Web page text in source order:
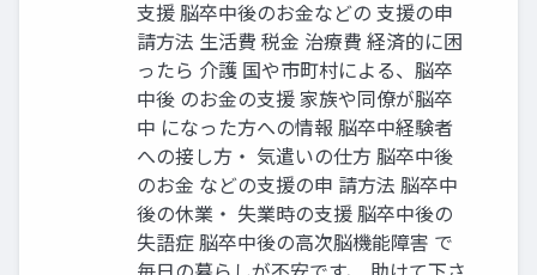
支援 脳卒中後のお金などの 支援の申
請方法 生活費 税金 治療費 経済的に困
ったら 介護 国や市町村による、脳卒
中後 のお金の支援 家族や同僚が脳卒
中 になった方への情報 脳卒中経験者
への接し方・ 気遣いの仕方 脳卒中後
のお金 などの支援の申 請方法 脳卒中
後の休業・ 失業時の支援 脳卒中後の
失語症 脳卒中後の高次脳機能障害 で